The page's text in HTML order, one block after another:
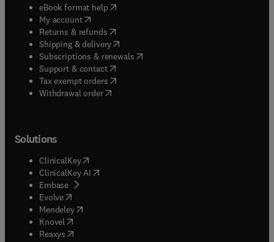
eBook format help( opens in new tab/window
My account( opens in new tab/window
Returns & refunds( opens in new tab/window
Shipping & delivery(opens in new tab/window
Subscriptions & renewals( opens in new tab/window
Support & contact( opens in new tab/window
Tax exempt orders( opens in new tab/window
Withdrawal order
Solutions
ClinicalKey(opens in new tab/window
ClinicalKey AI opens in new tab/window
Embase( opens in new tab/window
Evolve(opens in new tab/window
Mendeley( opens in new tab/window
Knovel (opens in new tab/window
Reaxys (opens in new tab/window